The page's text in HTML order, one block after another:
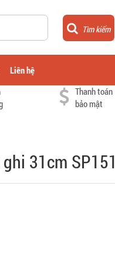
Tìm kiếm
Liên hệ
Thanh toán
bảo mật
31cm SP151